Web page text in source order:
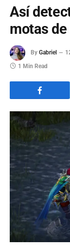
Así
motas
By Gabriel
1 Min Read